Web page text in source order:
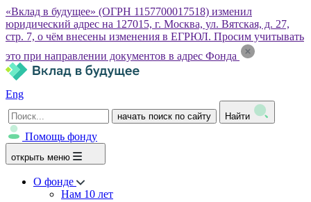
«Вклад в будущее» (ОГРН 1157700017518) изменил
юридический адрес на 127015, г. Москва, ул. Вятская, д. 27,
стр. 7, о чём внесены изменения в ЕГРЮЛ. Просим учитывать
это при направлении документов в адрес Фонда
Eng
начать поиск по сайту Найти
Помощь фонду
открыть меню
О фонде
Нам 10 лет